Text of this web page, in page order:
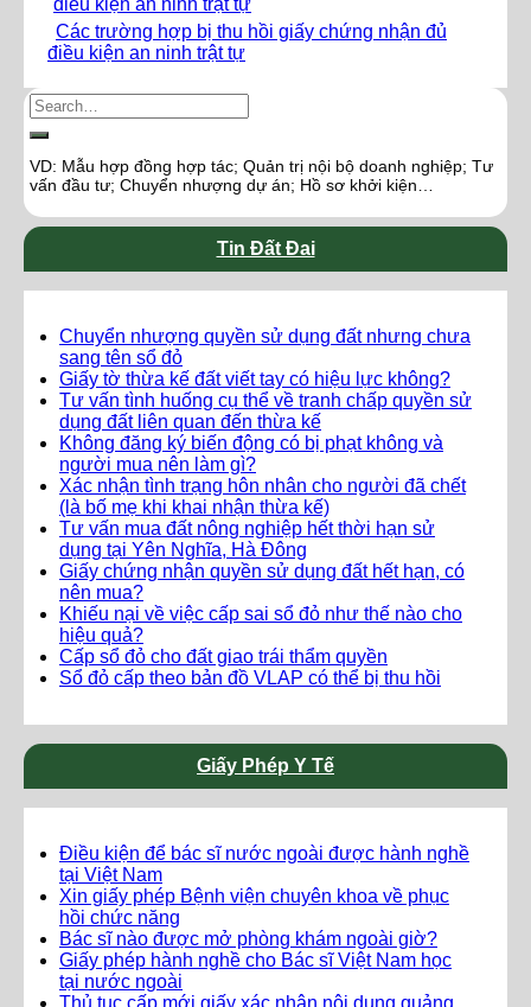
Các trường hợp bị thu hồi giấy chứng nhận đủ
điều kiện an ninh trật tự
VD: Mẫu hợp đồng hợp tác; Quản trị nội bộ doanh nghiệp; Tư
vấn đầu tư; Chuyển nhượng dự án; Hồ sơ khởi kiện…
Tin Đất Đai
Chuyển nhượng quyền sử dụng đất nhưng chưa
sang tên sổ đỏ
Giấy tờ thừa kế đất viết tay có hiệu lực không?
Tư vấn tình huống cụ thể về tranh chấp quyền sử
dụng đất liên quan đến thừa kế
Không đăng ký biến động có bị phạt không và
người mua nên làm gì?
Xác nhận tình trạng hôn nhân cho người đã chết
(là bố mẹ khi khai nhận thừa kế)
Tư vấn mua đất nông nghiệp hết thời hạn sử
dụng tại Yên Nghĩa, Hà Đông
Giấy chứng nhận quyền sử dụng đất hết hạn, có
nên mua?
Khiếu nại về việc cấp sai sổ đỏ như thế nào cho
hiệu quả?
Cấp sổ đỏ cho đất giao trái thẩm quyền
Sổ đỏ cấp theo bản đồ VLAP có thể bị thu hồi
Giấy Phép Y Tế
Điều kiện để bác sĩ nước ngoài được hành nghề
tại Việt Nam
Xin giấy phép Bệnh viện chuyên khoa về phục
hồi chức năng
Bác sĩ nào được mở phòng khám ngoài giờ?
Giấy phép hành nghề cho Bác sĩ Việt Nam học
tại nước ngoài